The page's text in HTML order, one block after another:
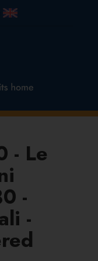
- Le
-
-